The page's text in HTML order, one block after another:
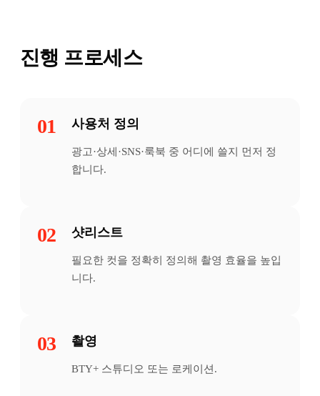
진행 프로세스
01 사용처 정의
광고·상세·SNS·룩북 중 어디에 쓸지 먼저 정
합니다.
02 샷리스트
필요한 컷을 정확히 정의해 촬영 효율을 높입
니다.
03 촬영
BTY+ 스튜디오 또는 로케이션.